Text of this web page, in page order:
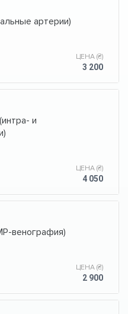
артерии)
ЦЕНА (₴)
3 200
и
ЦЕНА (₴)
4 050
венография)
ЦЕНА (₴)
2 900